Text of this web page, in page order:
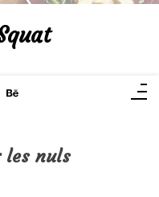
les nuls